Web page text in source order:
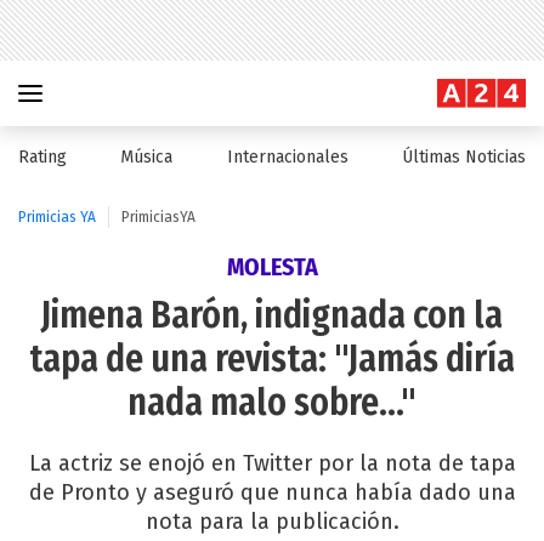
Rating Música Internacionales Últimas Noticias
Primicias YA PrimiciasYA
MOLESTA
Jimena Barón, indignada con la
tapa de una revista: "Jamás diría
nada malo sobre..."
La actriz se enojó en Twitter por la nota de tapa
de Pronto y aseguró que nunca había dado una
nota para la publicación.